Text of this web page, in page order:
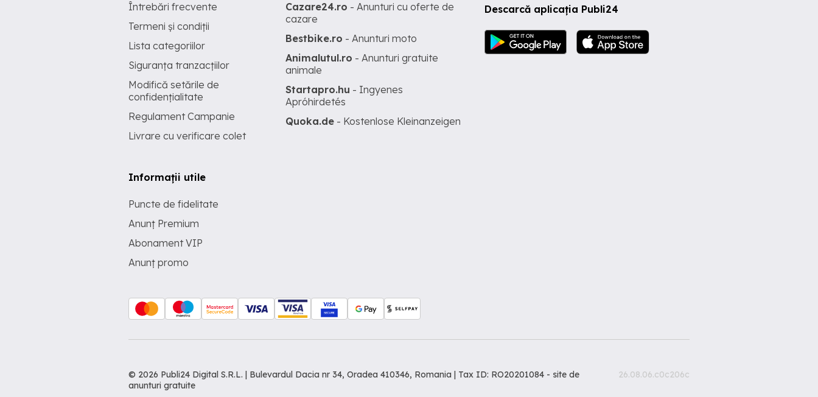
Descarcă aplicația Publi24
Întrebări frecvente
Termeni și condiții
Lista categoriilor
Siguranța tranzacțiilor
Modifică setările de
confidențialitate
Regulament Campanie
Livrare cu verificare colet
Informații utile
Puncte de fidelitate
Anunț Premium
Abonament VIP
Anunț promo
Cazare24.ro - Anunturi cu oferte de
cazare
Bestbike.ro - Anunturi moto
Animalutul.ro - Anunturi gratuite
animale
Startapro.hu - Ingyenes
Apróhirdetés
Quoka.de - Kostenlose Kleinanzeigen
© 2026 Publi24 Digital S.R.L. | Bulevardul Dacia nr 34, Oradea 410346, Romania | Tax ID: RO20201084 - site de
anunturi gratuite
26.08.06.c0c206c